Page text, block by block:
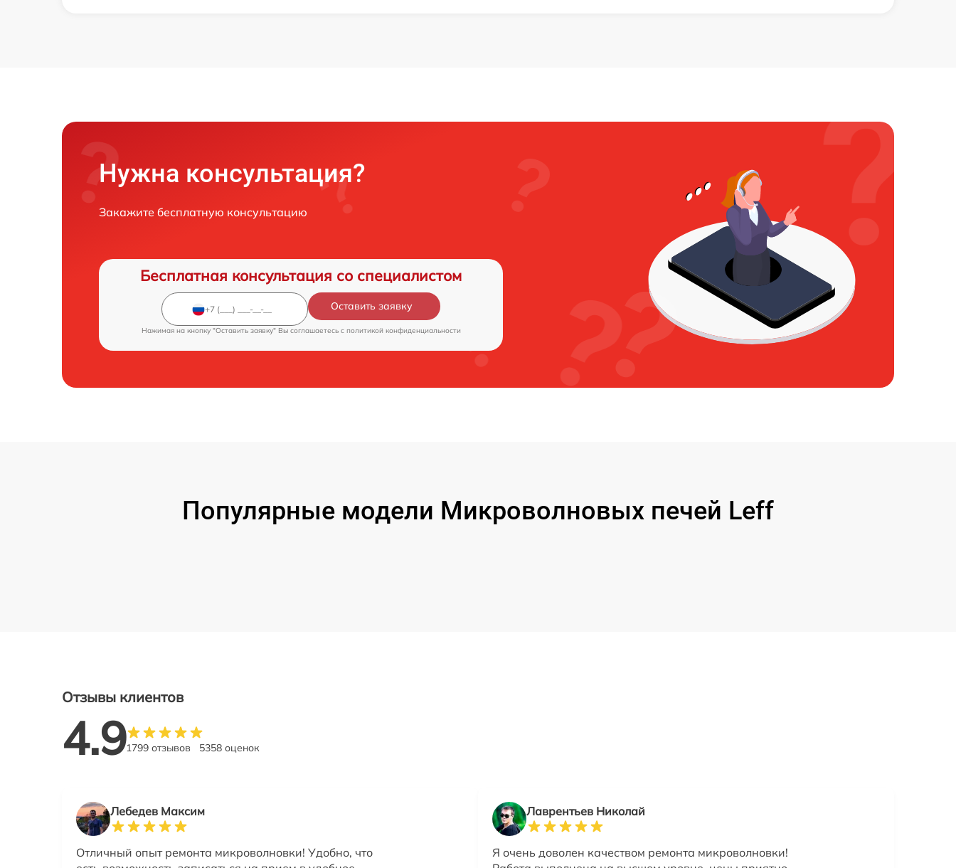
Нужна консультация?
Закажите бесплатную консультацию
Бесплатная консультация со специалистом
Оставить заявку
Нажимая на кнопку "Оставить заявку" Вы соглашаетесь c политикой конфиденциальности
Популярные модели Микроволновых печей Leff
Отзывы клиентов
4.91799 отзывов 5358 оценок
Лебедев Максим
Отличный опыт ремонта микроволновки! Удобно, что
Лаврентьев Николай
Я очень доволен качеством ремонта микроволновки!